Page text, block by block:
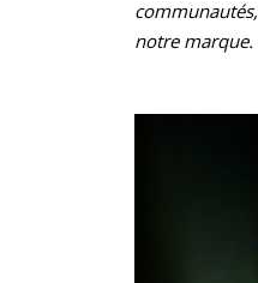
notre marque.